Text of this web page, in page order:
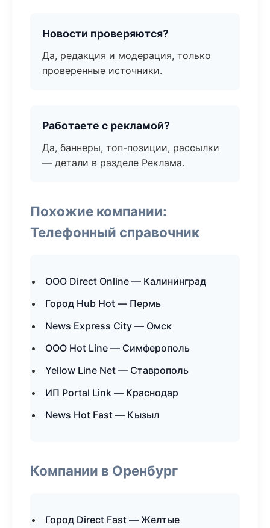
Новости проверяются?
Да, редакция и модерация, только
проверенные источники.
Работаете с рекламой?
Да, баннеры, топ-позиции, рассылки
— детали в разделе Реклама.
Похожие компании:
Телефонный справочник
ООО Direct Online — Калининград
Город Hub Hot — Пермь
News Express City — Омск
ООО Hot Line — Симферополь
Yellow Line Net — Ставрополь
ИП Portal Link — Краснодар
News Hot Fast — Кызыл
Компании в Оренбург
Город Direct Fast — Желтые